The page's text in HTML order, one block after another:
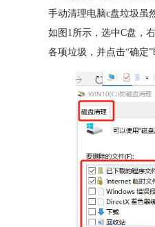
手动清理电脑c盘垃圾虽
如图1所示，选中C盘，
各项垃圾，并点击“确定”